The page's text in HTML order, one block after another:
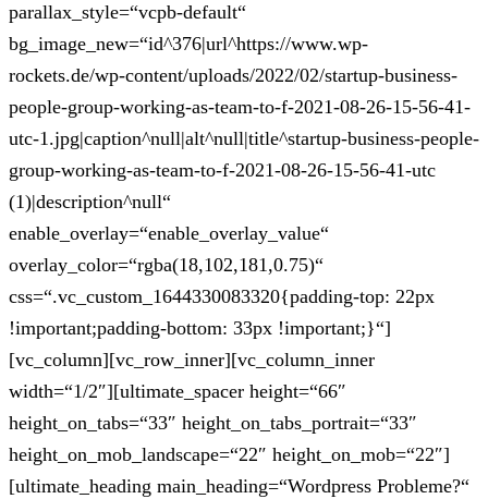
parallax_style=“vcpb-default“
bg_image_new=“id^376|url^https://www.wp-
rockets.de/wp-content/uploads/2022/02/startup-business-
people-group-working-as-team-to-f-2021-08-26-15-56-41-
utc-1.jpg|caption^null|alt^null|title^startup-business-people-
group-working-as-team-to-f-2021-08-26-15-56-41-utc
(1)|description^null“
enable_overlay=“enable_overlay_value“
overlay_color=“rgba(18,102,181,0.75)“
css=“.vc_custom_1644330083320{padding-top: 22px
!important;padding-bottom: 33px !important;}“]
[vc_column][vc_row_inner][vc_column_inner
width=“1/2″][ultimate_spacer height=“66″
height_on_tabs=“33″ height_on_tabs_portrait=“33″
height_on_mob_landscape=“22″ height_on_mob=“22″]
[ultimate_heading main_heading=“Wordpress Probleme?“